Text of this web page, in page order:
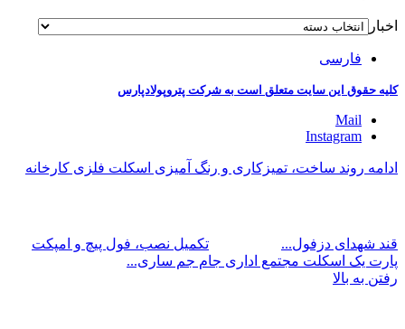
اخبار
فارسی
کلیه حقوق این سایت متعلق است به شرکت پتروپولادپارس
Mail
Instagram
ادامه روند ساخت، تمیزکاری و رنگ آمیزی اسکلت فلزی کارخانه
قند شهدای دزفول...
تکمیل نصب، فول پیچ و امپکت
پارت یک اسکلت مجتمع اداری جام جم ساری...
افلام بنات سكس نيك ساخن
رفتن به بالا